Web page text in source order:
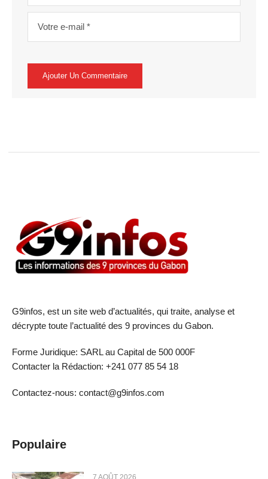
G9infos, est un site web d’actualités, qui traite, analyse et
décrypte toute l’actualité des 9 provinces du Gabon.
Forme Juridique: SARL au Capital de 500 000F
Contacter la Rédaction: +241 077 85 54 18
Contactez-nous: contact@g9infos.com
Populaire
7 AOÛT 2026